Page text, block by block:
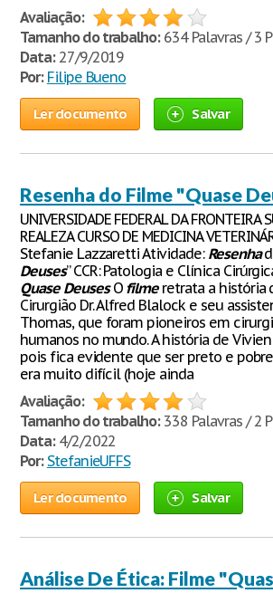
Avaliação:
Tamanho do trabalho:634 Palavras / 3
Data:27/9/2019
Por: Filipe Bueno
Ler documento Salvar
Resenha do Filme "Quase
UNIVERSIDADE FEDERAL DA FRONTEIRA
REALEZA CURSO DE MEDICINA
Stefanie Lazzaretti Atividade: Resenha
Deuses” CCR: Patologia e Clínica
Quase DeusesO filmeretrata a história
Cirurgião Dr. Alfred Blalock e seu
Thomas, que foram pioneiros em
humanos no mundo. A história de
pois fica evidente que ser preto e
era muito difícil (hoje ainda
Avaliação:
Tamanho do trabalho:338 Palavras / 2
Data:4/2/2022
Por: StefanieUFFS
Ler documento Salvar
Análise De Ética: Filme